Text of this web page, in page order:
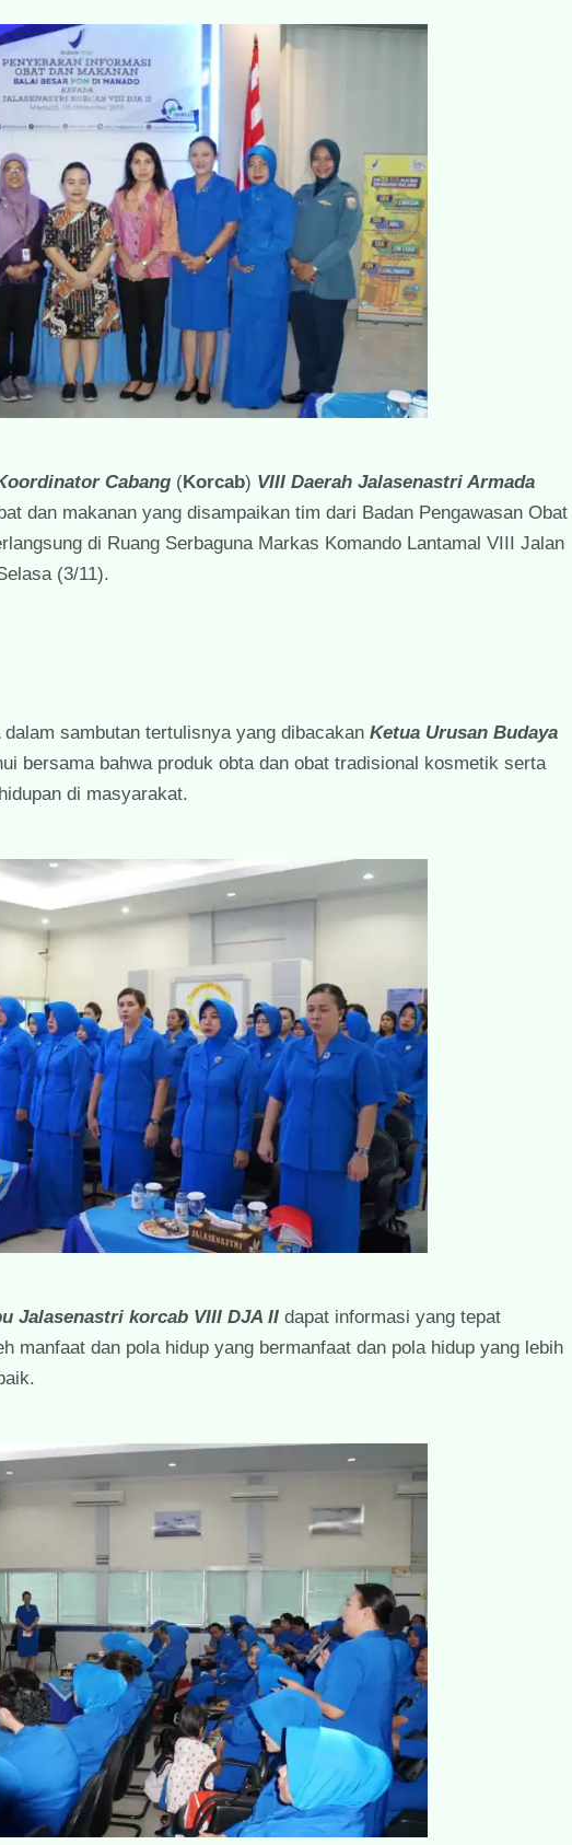
Cabang (Korcab) VIII Daerah Jalasenastri Armada
dan makanan yang disampaikan tim dari Badan Pengawasan Obat
di Ruang Serbaguna Markas Komando Lantamal VIII Jalan
(3/11).
dalam sambutan tertulisnya yang dibacakan Ketua Urusan Budaya
bersama bahwa produk obta dan obat tradisional kosmetik serta
di masyarakat.
Jalasenastri korcab VIII DJA II dapat informasi yang tepat
manfaat dan pola hidup yang bermanfaat dan pola hidup yang lebih